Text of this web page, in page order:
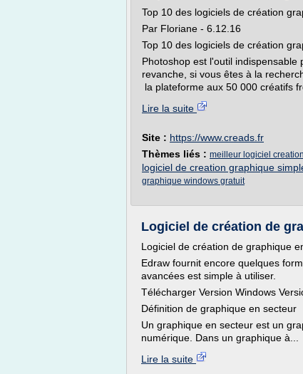
Top 10 des logiciels de création
Par Floriane - 6.12.16
Top 10 des logiciels de création
Photoshop est l'outil
revanche, si vous êtes à la
la plateforme aux 50 000 créatifs
Lire la suite
Site : https://www.creads.fr
Thèmes liés : meilleur logiciel
logiciel de creation graphique
graphique windows gratuit
Logiciel de création de
Logiciel de création de graphique
Edraw fournit encore quelques
avancées est simple à utiliser.
Télécharger Version Windows
Définition de graphique en secteur
Un graphique en secteur est un
numérique. Dans un graphique à...
Lire la suite